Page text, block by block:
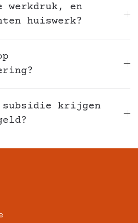
werkdruk, en
huiswerk?
subsidie krijgen